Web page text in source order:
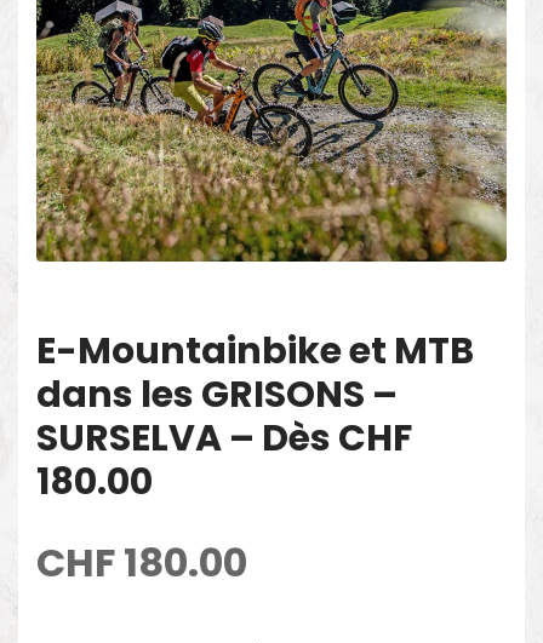
E-Mountainbike et MTB
dans les GRISONS –
SURSELVA – Dès CHF
180.00
CHF180.00